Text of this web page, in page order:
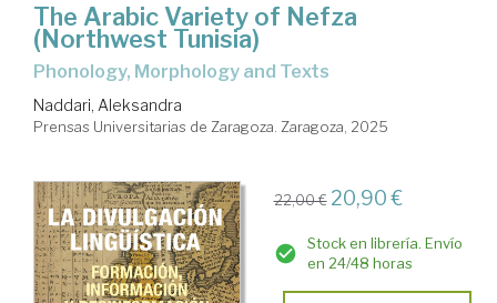
The Arabic Variety of Nefza
(Northwest Tunisia)
Phonology, Morphology and Texts
Naddari, Aleksandra
Prensas Universitarias de Zaragoza. Zaragoza, 2025
22,00 € 20,90 €
Stock en librería. Envío
en 24/48 horas